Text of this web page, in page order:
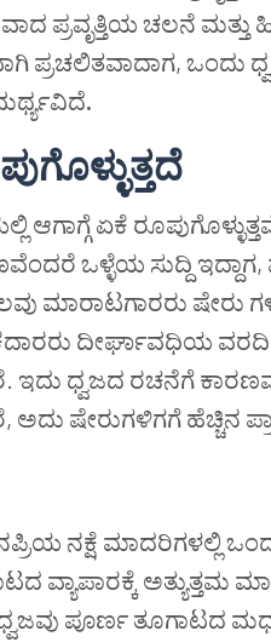
ಪ್ರವೃತ್ತಿಯ ಚಲನೆ ಮತ್ತು
ಪ್ರಚಲಿತವಾದಾಗ, ಒಂದು
.
ಏಕೆ ರೂಪುಗೊಳ್ಳುತ್ತವೆ
ಒಳ್ಳೆಯ ಸುದ್ದಿ
ಮಾರಾಟಗಾರರು
ದೀರ್ಘಾವಧಿಯ
ಇದು ಧ್ವಜದ ರಚನೆಗೆ
ಷೇರುಗಳಿಗಗೆ ಹೆಚ್ಚಿನ
ನಕ್ಷೆ ಮಾದರಿಗಳಲ್ಲಿ
ವ್ಯಾಪಾರಕ್ಕೆ ಅತ್ಯುತ್ತಮ
ಪೂರ್ಣ ತೂಗಾಟದ